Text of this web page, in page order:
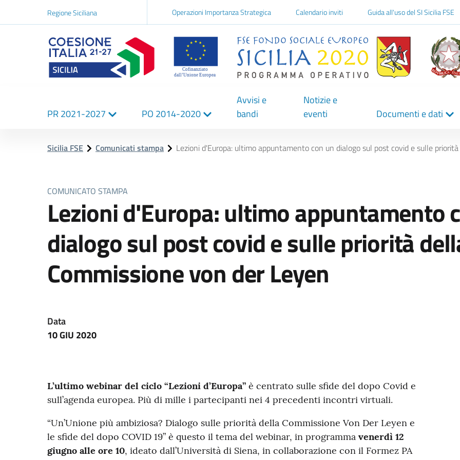
Regione Siciliana Navigazione
network
Operazioni Importanza Strategica Calendario inviti Guida all'uso del SI Sicilia FSE
Logo Sicilia FSE
Navigazione
principale
PR 2021-2027 PO 2014-2020
Avvisi e
bandi
Notizie e
eventi
Documenti e dati
Sicilia FSE Comunicati stampa Lezioni d'Europa: ultimo appuntamento con un dialogo sul post covid e sulle
COMUNICATO STAMPA
Lezioni d'Europa: ultimo appuntamento
dialogo sul post covid e sulle priorità
Commissione von der Leyen
Data
10 GIU 2020
L’ultimo webinar del ciclo “Lezioni d’Europa” è centrato sulle sfide del dopo Covid e
sull’agenda europea. Più di mille i partecipanti nei 4 precedenti incontri virtuali.
“Un’Unione più ambiziosa? Dialogo sulle priorità della Commissione Von Der Leyen e
le sfide del dopo COVID 19” è questo il tema del webinar, in programma venerdì 12
giugno alle ore 10, ideato dall’Università di Siena, in collaborazione con il Formez PA